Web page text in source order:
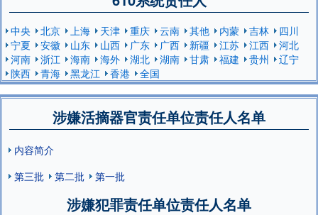
中央 北京 上海 天津 重庆 云南 其他 内蒙 吉林
四川
宁夏
安徽 山东 山西 广东 广西 新疆 江苏 江西
河北
河南
浙江 海南 海外 湖北 湖南 甘肃 福建 贵州
辽宁
陕西
青海 黑龙江 香港 全国
涉嫌活摘器官责任单位责任人名单
内容简介
第三批
第二批 第一批
涉嫌犯罪责任单位责任人名单